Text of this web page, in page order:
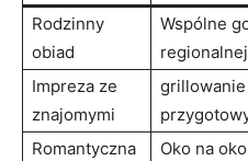
Rodzinny
obiad
Wspólne
regionalnej
Impreza ze
znajomymi
grillowanie
Romantyczna
Oko na